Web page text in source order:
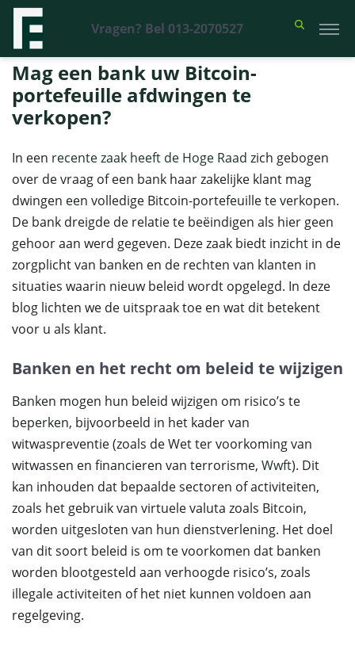
Vragen? Bel 013-2070527
Financieel Recht Advocaten >Uitspraken>Mag een bank uw Bitcoin-
portefeuille afdwingen te verkopen?
Mag een bank uw Bitcoin-
portefeuille afdwingen te
verkopen?
In een recente zaak heeft de Hoge Raad zich gebogen
over de vraag of een bank haar zakelijke klant mag
dwingen een volledige Bitcoin-portefeuille te verkopen.
De bank dreigde de relatie te beëindigen als hier geen
gehoor aan werd gegeven. Deze zaak biedt inzicht in de
zorgplicht van banken en de rechten van klanten in
situaties waarin nieuw beleid wordt opgelegd. In deze
blog lichten we de uitspraak toe en wat dit betekent
voor u als klant.
Banken en het recht om beleid te wijzigen
Banken mogen hun beleid wijzigen om risico’s te
beperken, bijvoorbeeld in het kader van
witwaspreventie (zoals de Wet ter voorkoming van
witwassen en financieren van terrorisme, Wwft). Dit
kan inhouden dat bepaalde sectoren of activiteiten,
zoals het gebruik van virtuele valuta zoals Bitcoin,
worden uitgesloten van hun dienstverlening. Het doel
van dit soort beleid is om te voorkomen dat banken
worden blootgesteld aan verhoogde risico’s, zoals
illegale activiteiten of het niet kunnen voldoen aan
regelgeving.